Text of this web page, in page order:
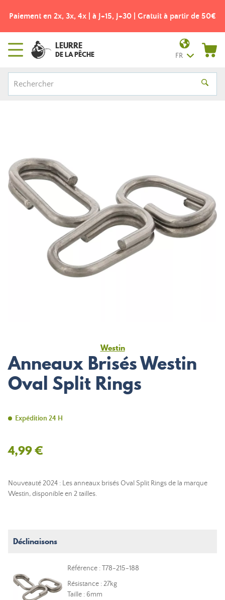
Paiement en 2x, 3x, 4x | à J+15, J+30 | Gratuit à partir de 50€
LEURRE
DE LA PÊCHE FR
Westin
Anneaux Brisés Westin
Oval Split Rings
Expédition 24 H
4,99 €
Nouveauté 2024 : Les anneaux brisés Oval Split Rings de la marque
Westin, disponible en 2 tailles.
Déclinaisons
Référence : T78-215-188
Résistance : 27kg
Taille : 6mm